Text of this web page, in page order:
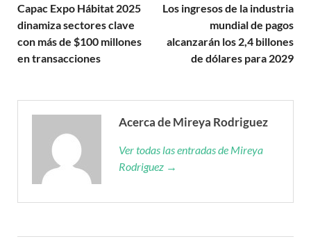
Capac Expo Hábitat 2025
dinamiza sectores clave
con más de $100 millones
en transacciones
Los ingresos de la industria
mundial de pagos
alcanzarán los 2,4 billones
de dólares para 2029
Acerca de Mireya Rodriguez
Ver todas las entradas de Mireya
Rodriguez →